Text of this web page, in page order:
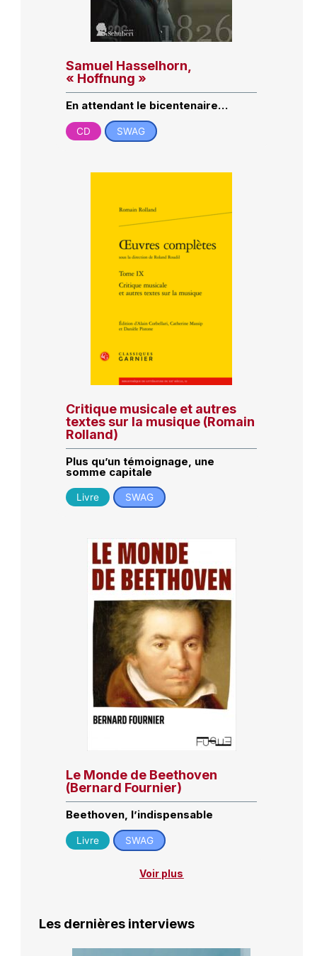
Samuel Hasselhorn,
« Hoffnung »
En attendant le bicentenaire…
CD SWAG
Critique musicale et autres
textes sur la musique (Romain
Rolland)
Plus qu’un témoignage, une
somme capitale
Livre SWAG
Le Monde de Beethoven
(Bernard Fournier)
Beethoven, l’indispensable
Livre SWAG
Voir plus
Les dernières interviews